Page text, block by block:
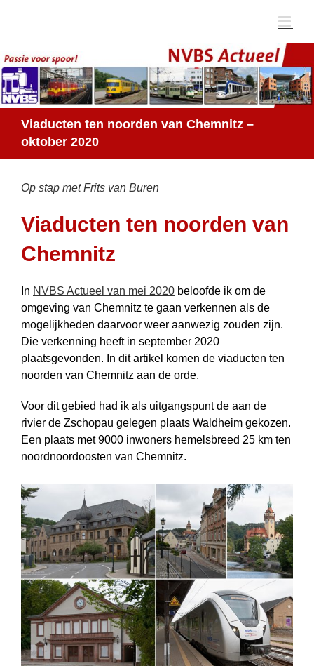
Viaducten ten noorden van Chemnitz –
oktober 2020
Op stap met Frits van Buren
Viaducten ten noorden van
Chemnitz
In NVBS Actueel van mei 2020 beloofde ik om de
omgeving van Chemnitz te gaan verkennen als de
mogelijkheden daarvoor weer aanwezig zouden zijn.
Die verkenning heeft in september 2020
plaatsgevonden. In dit artikel komen de viaducten ten
noorden van Chemnitz aan de orde.
Voor dit gebied had ik als uitgangspunt de aan de
rivier de Zschopau gelegen plaats Waldheim gekozen.
Een plaats met 9000 inwoners hemelsbreed 25 km ten
noordnoordoosten van Chemnitz.